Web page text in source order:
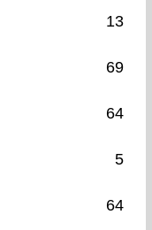
13
69
64
5
64